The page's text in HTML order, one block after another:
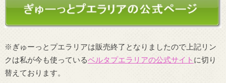
※ぎゅーっとプエラリアは販売終了となりましたので上記リン
クは私が今も使っているベルタプエラリアの公式サイト に切り
替えております。